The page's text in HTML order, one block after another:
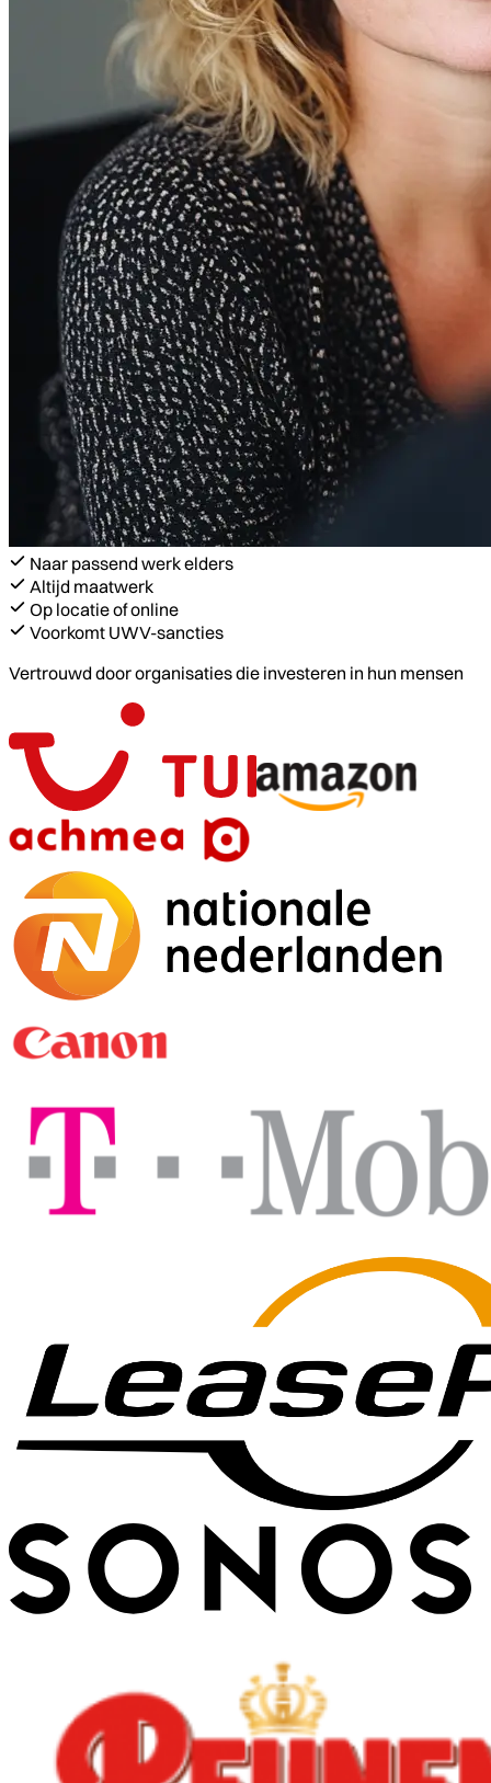
Naar passend werk elders
Altijd maatwerk
Op locatie of online
Voorkomt UWV-sancties
Vertrouwd door organisaties die investeren in hun mensen